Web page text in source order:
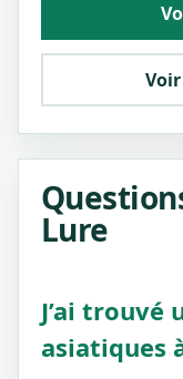
Lure
J’ai trouvé
asiatiques